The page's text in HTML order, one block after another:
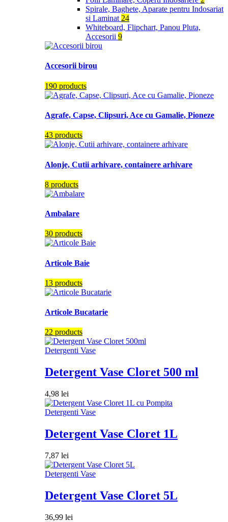
Spirale, Baghete, Aparate pentru Indosariat
si Laminat 24
Whiteboard, Flipchart, Panou Pluta,
Accesorii 9
Accesorii birou
190 products
Agrafe, Capse, Clipsuri, Ace cu Gamalie, Pioneze
43 products
Alonje, Cutii arhivare, containere arhivare
8 products
Ambalare
30 products
Articole Baie
13 products
Articole Bucatarie
22 products
Detergenti Vase
Detergent Vase Cloret 500 ml
4,98 lei
Detergenti Vase
Detergent Vase Cloret 1L
7,87 lei
Detergenti Vase
Detergent Vase Cloret 5L
36,99 lei